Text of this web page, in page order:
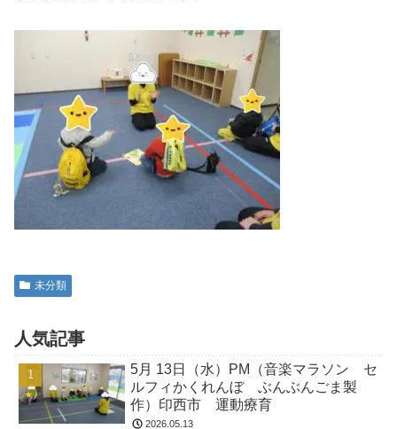
未分類
人気記事
5月 13日（水）PM（音楽マラソン セ
ルフィかくれんぼ ぶんぶんごま製
作）印西市 運動療育
2026.05.13